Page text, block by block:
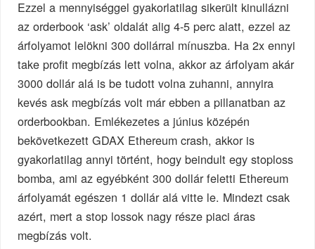
Ezzel a mennyiséggel gyakorlatilag sikerült kinullázni
az orderbook ‘ask’ oldalát alig 4-5 perc alatt, ezzel az
árfolyamot lelökni 300 dollárral mínuszba. Ha 2x ennyi
take profit megbízás lett volna, akkor az árfolyam akár
3000 dollár alá is be tudott volna zuhanni, annyira
kevés ask megbízás volt már ebben a pillanatban az
orderbookban. Emlékezetes a június középén
bekövetkezett GDAX Ethereum crash, akkor is
gyakorlatilag annyi történt, hogy beindult egy stoploss
bomba, ami az egyébként 300 dollár feletti Ethereum
árfolyamát egészen 1 dollár alá vitte le. Mindezt csak
azért, mert a stop lossok nagy része piaci áras
megbízás volt.